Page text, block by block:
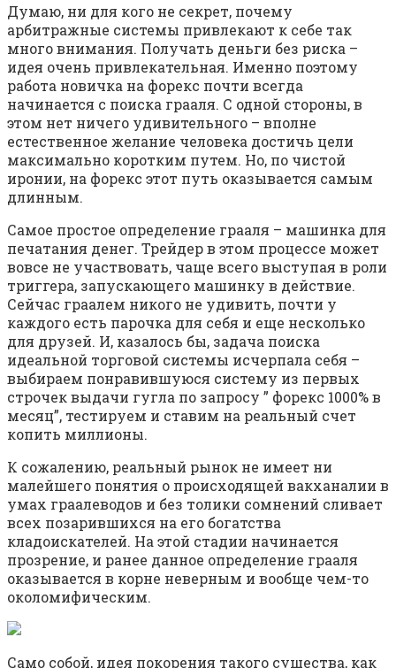
Думаю, ни для кого не секрет, почему
арбитражные системы привлекают к себе так
много внимания. Получать деньги без риска –
идея очень привлекательная. Именно поэтому
работа новичка на форекс почти всегда
начинается с поиска грааля. С одной стороны, в
этом нет ничего удивительного – вполне
естественное желание человека достичь цели
максимально коротким путем. Но, по чистой
иронии, на форекс этот путь оказывается самым
длинным.
Самое простое определение грааля – машинка для
печатания денег. Трейдер в этом процессе может
вовсе не участвовать, чаще всего выступая в роли
триггера, запускающего машинку в действие.
Сейчас граалем никого не удивить, почти у
каждого есть парочка для себя и еще несколько
для друзей. И, казалось бы, задача поиска
идеальной торговой системы исчерпала себя –
выбираем понравившуюся систему из первых
строчек выдачи гугла по запросу ” форекс 1000% в
месяц”, тестируем и ставим на реальный счет
копить миллионы.
К сожалению, реальный рынок не имеет ни
малейшего понятия о происходящей вакханалии в
умах граалеводов и без толики сомнений сливает
всех позарившихся на его богатства
кладоискателей. На этой стадии начинается
прозрение, и ранее данное определение грааля
оказывается в корне неверным и вообще чем-то
околомифическим.
Само собой, идея покорения такого существа, как